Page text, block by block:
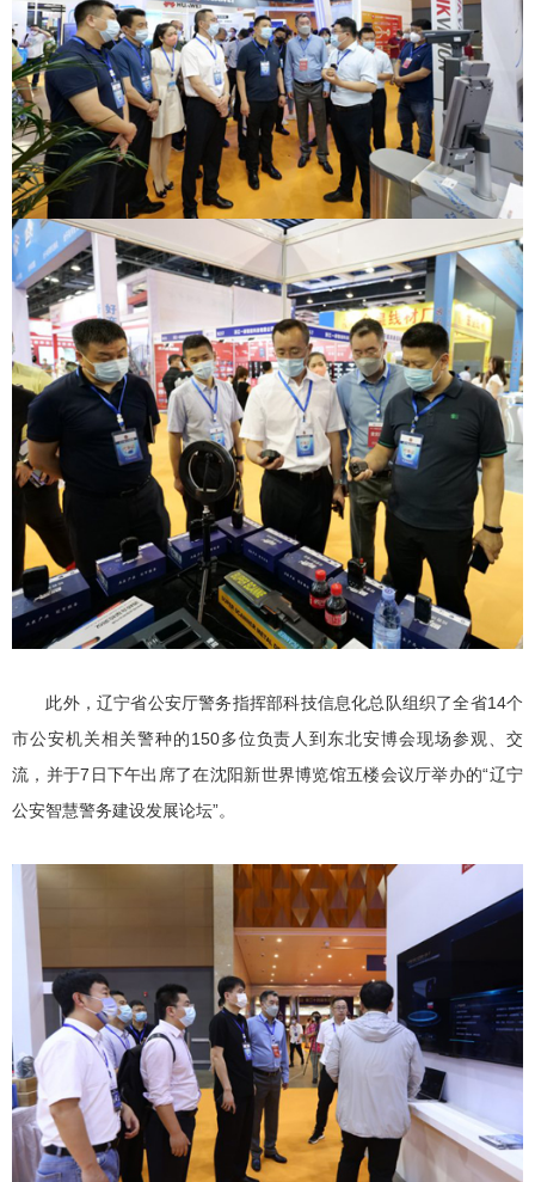
此外，辽宁省公安厅警务指挥部科技信息化总队组织了全省14个
市公安机关相关警种的150多位负责人到东北安博会现场参观、交
流，并于7日下午出席了在沈阳新世界博览馆五楼会议厅举办的“辽宁
公安智慧警务建设发展论坛”。